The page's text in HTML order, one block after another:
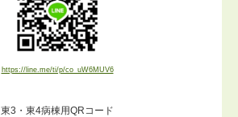
https://line.me/ti/p/co_uW6MUV6
東3・東4病棟用QRコード